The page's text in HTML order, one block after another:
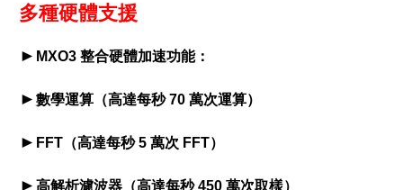
多種硬體支援
► MXO3 整合硬體加速功能：
►數學運算（高達每秒 70 萬次運算）
► FFT（高達每秒 5 萬次 FFT）
►高解析濾波器（高達每秒 450 萬次取樣）